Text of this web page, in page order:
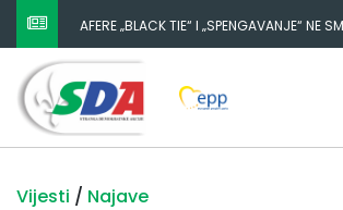
AFERE „BLACK TIE“ I „SPENGAVANJE“ NE
ZATAŠKATI
Vijesti / Najave